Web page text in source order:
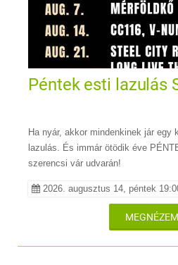
Péntek esti lazulás
Ha nyár, akkor mindenkinek jár egy
lazulás. És immár ötödik éve
szerencsi vár udvarán!
2026. augusztus 14, péntek